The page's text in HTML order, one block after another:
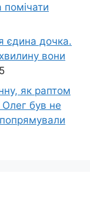
єдина дочка.
вони
як раптом
Олег був не